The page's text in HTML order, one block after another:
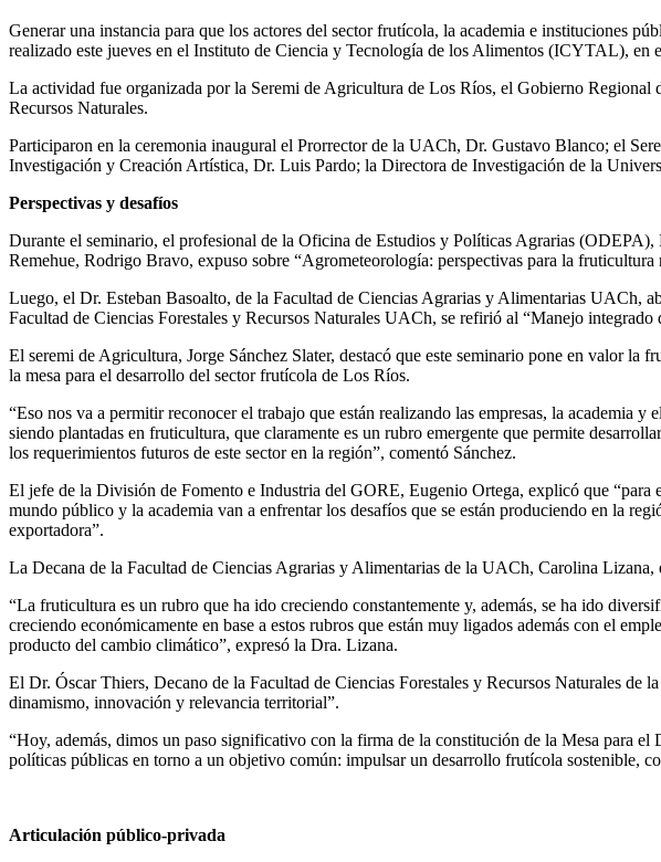
Generar una instancia para que los actores del sector frutícola, la academia e instituciones
realizado este jueves en el Instituto de Ciencia y Tecnología de los Alimentos (ICYTAL),
La actividad fue organizada por la Seremi de Agricultura de Los Ríos, el Gobierno
Recursos Naturales.
Participaron en la ceremonia inaugural el Prorrector de la UACh, Dr. Gustavo Blanco; el
Investigación y Creación Artística, Dr. Luis Pardo; la Directora de Investigación de la
Perspectivas y desafíos
Durante el seminario, el profesional de la Oficina de Estudios y Políticas Agrarias
Remehue, Rodrigo Bravo, expuso sobre “Agrometeorología: perspectivas para la fruticultura
Luego, el Dr. Esteban Basoalto, de la Facultad de Ciencias Agrarias y Alimentarias UACh,
Facultad de Ciencias Forestales y Recursos Naturales UACh, se refirió al “Manejo
El seremi de Agricultura, Jorge Sánchez Slater, destacó que este seminario pone en valor
la mesa para el desarrollo del sector frutícola de Los Ríos.
“Eso nos va a permitir reconocer el trabajo que están realizando las empresas, la academia
siendo plantadas en fruticultura, que claramente es un rubro emergente que permite
los requerimientos futuros de este sector en la región”, comentó Sánchez.
El jefe de la División de Fomento e Industria del GORE, Eugenio Ortega, explicó que
mundo público y la academia van a enfrentar los desafíos que se están produciendo en la
exportadora”.
La Decana de la Facultad de Ciencias Agrarias y Alimentarias de la UACh, Carolina Lizana,
“La fruticultura es un rubro que ha ido creciendo constantemente y, además, se ha ido
creciendo económicamente en base a estos rubros que están muy ligados además con el
producto del cambio climático”, expresó la Dra. Lizana.
El Dr. Óscar Thiers, Decano de la Facultad de Ciencias Forestales y Recursos Naturales de
dinamismo, innovación y relevancia territorial”.
“Hoy, además, dimos un paso significativo con la firma de la constitución de la Mesa para
políticas públicas en torno a un objetivo común: impulsar un desarrollo frutícola sostenible,
Articulación público-privada